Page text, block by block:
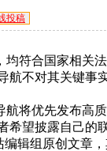
投稿
均符合国家相关
航不对其关键
将优先发布高
望披露自己的
辑组原创文章